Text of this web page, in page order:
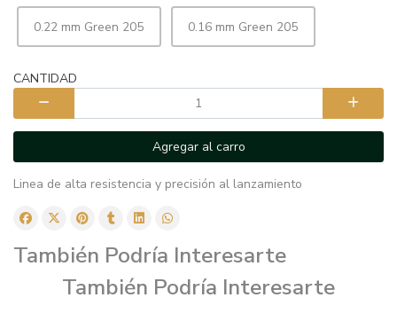
0.22 mm Green 205 0.16 mm Green 205
CANTIDAD
Agregar al carro
Linea de alta resistencia y precisión al lanzamiento
También Podría Interesarte
También Podría Interesarte